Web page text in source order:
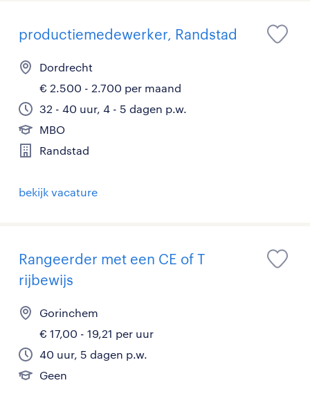
productiemedewerker, Randstad
Dordrecht
€ 2.500 - 2.700 per maand
32 - 40 uur, 4 - 5 dagen p.w.
MBO
Randstad
bekijk vacature
Rangeerder met een CE of T
rijbewijs
Gorinchem
€ 17,00 - 19,21 per uur
40 uur, 5 dagen p.w.
Geen